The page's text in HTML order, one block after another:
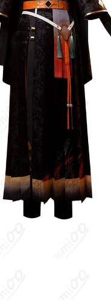
ハンガーに吊るす、収納ケ
衣装袋に保管
新品未使用
ツを使用しシルエットを保
て平置き保管し、上に重い